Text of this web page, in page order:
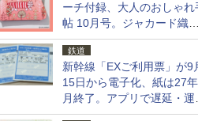
ーチ付録、大人のおしゃれ
帖 10月号。ジャカード織の
北欧猫デザイン
鉄道
新幹線「EXご利用票」が9
15日から電子化、紙は27
月終了。アプリで遅延・運
も確認可能に